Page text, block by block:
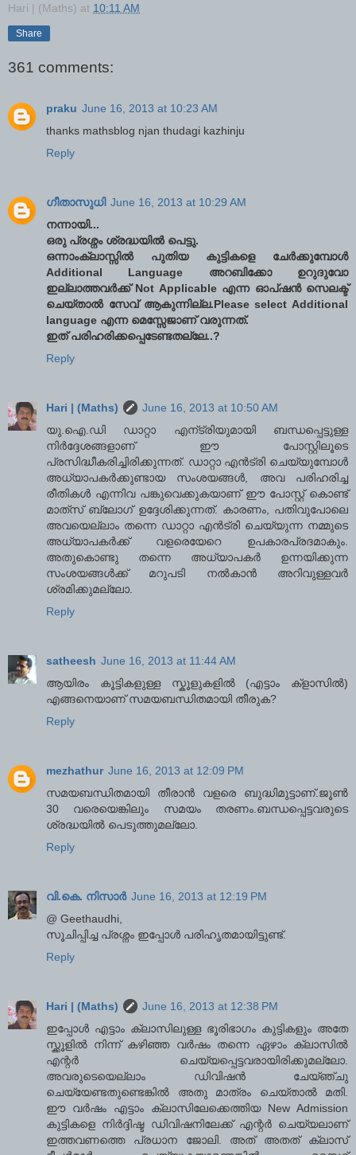
Hari | (Maths) at 10:11 AM
Share
361 comments:
praku June 16, 2013 at 10:23 AM
thanks mathsblog njan thudagi kazhinju
Reply
ഗീതാസുധി June 16, 2013 at 10:29 AM
നന്നായി...
ഒരു പ്രശ്നം ശ്രദ്ധയില്‍ പെട്ടു.
ഒന്നാംക്ലാസ്സില്‍ പുതിയ കുട്ടികളെ ചേര്‍ക്കുമ്പോള്‍
Additional Language അറബിക്കോ ഉറുദുവോ
ഇല്ലാത്തവര്‍ക്ക് Not Applicable എന്ന ഓപ്ഷന്‍ സെലക്ട്
ചെയ്താല്‍ സേവ് ആകുന്നില്ല.Please select Additional
language എന്ന മെസ്സേജാണ് വരുന്നത്.
ഇത് പരിഹരിക്കപ്പെടേണ്ടതല്ലേ..?
Reply
Hari | (Maths)
June 16, 2013 at 10:50 AM
യു.ഐ.ഡി ഡാറ്റാ എന്ട്രിയുമായി ബന്ധപ്പെട്ടുള്ള
നിര്‍ദ്ദേശങ്ങളാണ് ഈ പോസ്റ്റിലൂടെ
പ്രസിദ്ധീകരിച്ചിരിക്കുന്നത്. ഡാറ്റാ എന്‍ട്രി ചെയ്യുമ്പോള്‍
അധ്യാപകര്‍ക്കുണ്ടായ സംശയങ്ങള്‍, അവ പരിഹരിച്ച
രീതികള്‍ എന്നിവ പങ്കുവെക്കുകയാണ് ഈ പോസ്റ്റ് കൊണ്ട്
മാത്‍സ് ബ്ലോഗ് ഉദ്ദേശിക്കുന്നത്. കാരണം, പതിവുപോലെ
അവയെല്ലാം തന്നെ ഡാറ്റാ എന്‍ട്രി ചെയ്യുന്ന നമ്മുടെ
അധ്യാപകര്‍ക്ക് വളരെയേറെ ഉപകാരപ്രദമാകും.
അതുകൊണ്ടു തന്നെ അധ്യാപകര്‍ ഉന്നയിക്കുന്ന
സംശയങ്ങള്‍ക്ക് മറുപടി നല്‍കാന്‍ അറിവുള്ളവര്‍
ശ്രമിക്കുമല്ലോ.
Reply
satheesh June 16, 2013 at 11:44 AM
ആയിരം കൂട്ടികളുള്ള സ്കൂളുകളില്‍ (എട്ടാം ക്ളാസില്‍)
എങ്ങനെയാണ് സമയബന്ധിതമായി തീരുക?
Reply
mezhathur June 16, 2013 at 12:09 PM
സമയബന്ധിതമായി തീരാന്‍ വളരെ ബുദ്ധിമുട്ടാണ്.ജൂണ്‍
30 വരെയെങ്കിലും സമയം തരണം.ബന്ധപ്പെട്ടവരുടെ
ശ്രദ്ധയില്‍ പെടുത്തുമല്ലോ.
Reply
വി.കെ. നിസാര്‍ June 16, 2013 at 12:19 PM
@ Geethaudhi,
സൂചിപ്പിച്ച പ്രശ്നം ഇപ്പോള്‍ പരിഹൃതമായിട്ടുണ്ട്.
Reply
Hari | (Maths)
June 16, 2013 at 12:38 PM
ഇപ്പോള്‍ എട്ടാം ക്ലാസിലുള്ള ഭൂരിഭാഗം കുട്ടികളും അതേ
സ്ക്കൂളില്‍ നിന്ന് കഴിഞ്ഞ വര്‍ഷം തന്നെ ഏഴാം ക്ലാസില്‍
എന്റര്‍ ചെയ്യപ്പെട്ടവരായിരിക്കുമല്ലോ.
അവരുടെയെല്ലാം ഡിവിഷന്‍ ചേയ്ഞ്ചു
ചെയ്യേണ്ടതുണ്ടെങ്കില്‍ അതു മാത്രം ചെയ്താല്‍ മതി.
ഈ വര്‍ഷം എട്ടാം ക്ലാസിലേക്കെത്തിയ New Admission
കുട്ടികളെ നിര്‍ദ്ദിഷ്ട ഡിവിഷനിലേക്ക് എന്റര്‍ ചെയ്യലാണ്
ഇത്തവണത്തെ പ്രധാന ജോലി. അത് അതത് ക്ലാസ്